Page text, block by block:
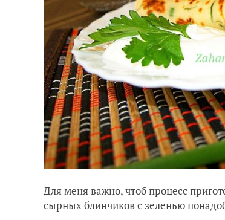
Для меня важно, чтоб процесс
сырных блинчиков с зеленью